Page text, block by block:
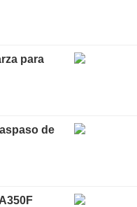
para
de